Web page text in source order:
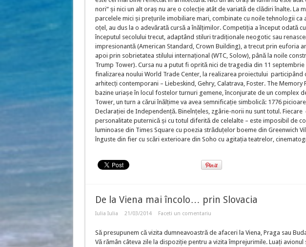
nori“ și nici un alt oraș nu are o colecție atât de variată de clădiri înalte. La
parcelele mici și prețurile imobiliare mari, combinate cu noile tehnologii ca
oțel, au dus la o adevărată cursă a înălțimilor. Competiția a început odată
începutul secolului trecut, adaptând stiluri tradiționale neogotic sau
impresionantă (American Standard, Crown Building), a trecut prin euforia
apoi prin sobrietatea stilului internațional (WTC, Solow), până la noile
Trump Tower). Cursa nu a putut fi oprită nici de tragedia din 11 septembrie
finalizarea noului World Trade Center, la realizarea proiectului participând
arhitecți contemporani – Liebeskind, Gehry, Calatrava, Foster. The
bazine uriașe în locul fostelor turnuri gemene, înconjurate de un complex
Tower, un turn a cărui înălțime va avea semnificație simbolică: 1776
Declarației de Independență. Bineînțeles, zgârie-norii nu sunt totul.
personalitate puternică și cu totul diferită de celelalte – este imposibil de
luminoase din Times Square cu poezia străduțelor boeme din Greenwich
înguste din fier cu scări exterioare din Soho cu agitația teatrelor,
De la Viena mai încolo… prin Slovacia
Iulia Iulia 21/03/2014 Faceti un comentariu
Să presupunem că vizita dumneavoastră de afaceri la Viena, Praga sau
Vă rămân câteva zile la dispoziție pentru a vizita împrejurimile. Luați avionul